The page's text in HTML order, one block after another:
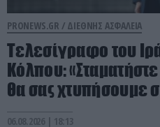
PRONEWS.GR / ΔΙΕΘΝΗΣ ΑΣΦΑΛΕΙΑ
Τελεσίγραφο του
Κόλπου:
θα σας χτυπήσουμε
06.08.2026 | 18:13